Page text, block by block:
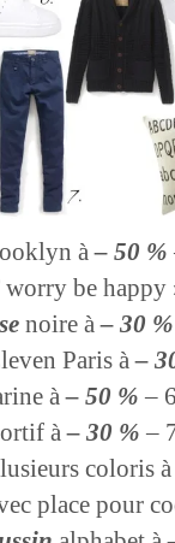
à– 50 %
worry be
noire à– 30 %
Paris à–
à– 50 % –
à– 30 % –
coloris
place pour